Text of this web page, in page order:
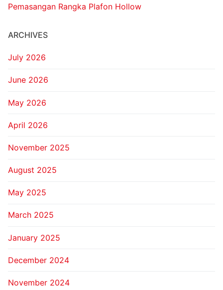
Pemasangan Rangka Plafon Hollow
ARCHIVES
July 2026
June 2026
May 2026
April 2026
November 2025
August 2025
May 2025
March 2025
January 2025
December 2024
November 2024